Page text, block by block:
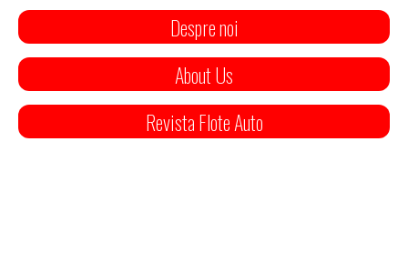
Despre noi
About Us
Revista Flote Auto